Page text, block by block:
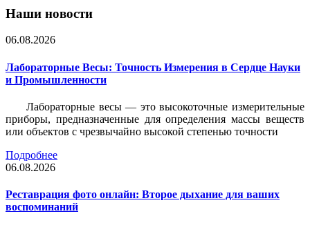
Наши новости
06.08.2026
Лабораторные Весы: Точность Измерения в Сердце Науки
и Промышленности
Лабораторные весы — это высокоточные измерительные
приборы, предназначенные для определения массы веществ
или объектов с чрезвычайно высокой степенью точности
Подробнее
06.08.2026
Реставрация фото онлайн: Второе дыхание для ваших
воспоминаний